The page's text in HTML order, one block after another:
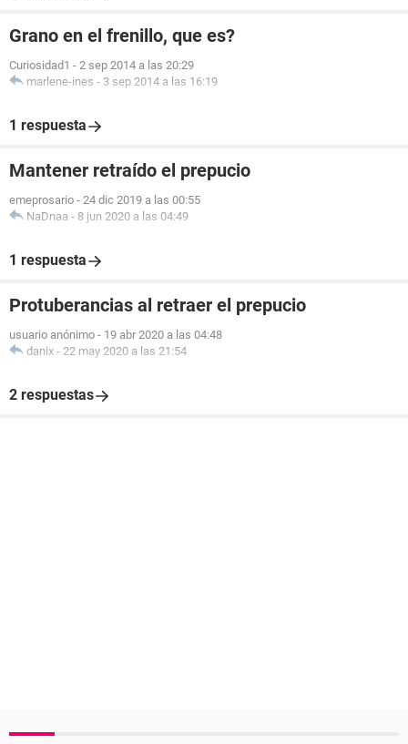
Grano en el frenillo, que es?
Curiosidad1 - 2 sep 2014 a las 20:29
marlene-ines - 3 sep 2014 a las 16:19
1 respuesta
Mantener retraído el prepucio
emeprosario - 24 dic 2019 a las 00:55
NaDnaa - 8 jun 2020 a las 04:49
1 respuesta
Protuberancias al retraer el prepucio
usuario anónimo - 19 abr 2020 a las 04:48
danix - 22 may 2020 a las 21:54
2 respuestas